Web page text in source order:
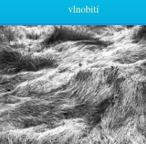
vlnobití